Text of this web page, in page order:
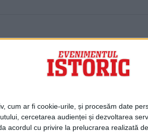
cum ar fi cookie-urile, și procesăm date
cercetarea audienței și dezvoltarea
acordul cu privire la prelucrarea realizată
Zilei
Zilei
de carte